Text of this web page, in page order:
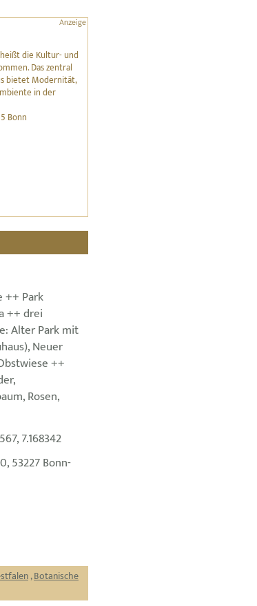
die Kultur- und
Das zentral
bietet Modernität,
in der
Bonn
++ Park
++ drei
Alter Park mit
Neuer
++
Rosen,
7.168342
53227 Bonn-
,Botanische